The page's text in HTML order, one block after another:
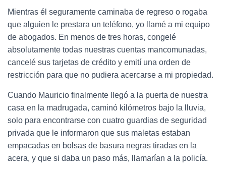
Mientras él seguramente caminaba de regreso o rogaba
que alguien le prestara un teléfono, yo llamé a mi equipo
de abogados. En menos de tres horas, congelé
absolutamente todas nuestras cuentas mancomunadas,
cancelé sus tarjetas de crédito y emití una orden de
restricción para que no pudiera acercarse a mi propiedad.
Cuando Mauricio finalmente llegó a la puerta de nuestra
casa en la madrugada, caminó kilómetros bajo la lluvia,
solo para encontrarse con cuatro guardias de seguridad
privada que le informaron que sus maletas estaban
empacadas en bolsas de basura negras tiradas en la
acera, y que si daba un paso más, llamarían a la policía.